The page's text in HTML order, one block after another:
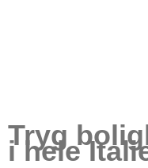
Tryg
i hele